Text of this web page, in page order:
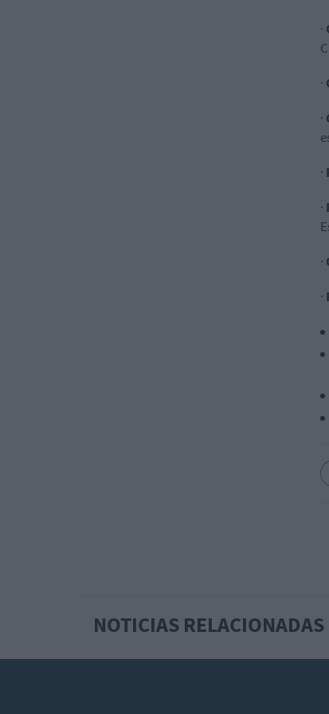
·
·
·
·
·
·
·
NOTICIAS RELACIONADAS